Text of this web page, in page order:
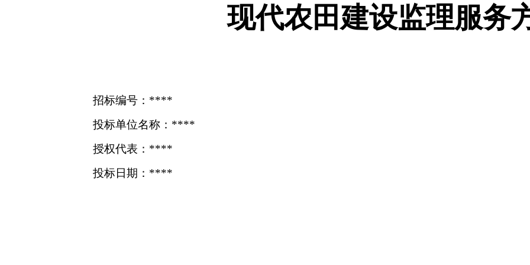
现代农田建设监理服务
招标编号：****
投标单位名称：****
授权代表：****
投标日期：****